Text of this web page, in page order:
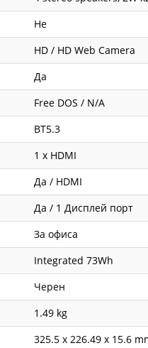
Не
HD / HD Web Camera
Да
Free DOS / N/A
BT5.3
1 x HDMI
Да / HDMI
Да / 1 Дисплей порт
За офиса
Integrated 73Wh
Черен
1.49 kg
325.5 x 226.49 x 15.6